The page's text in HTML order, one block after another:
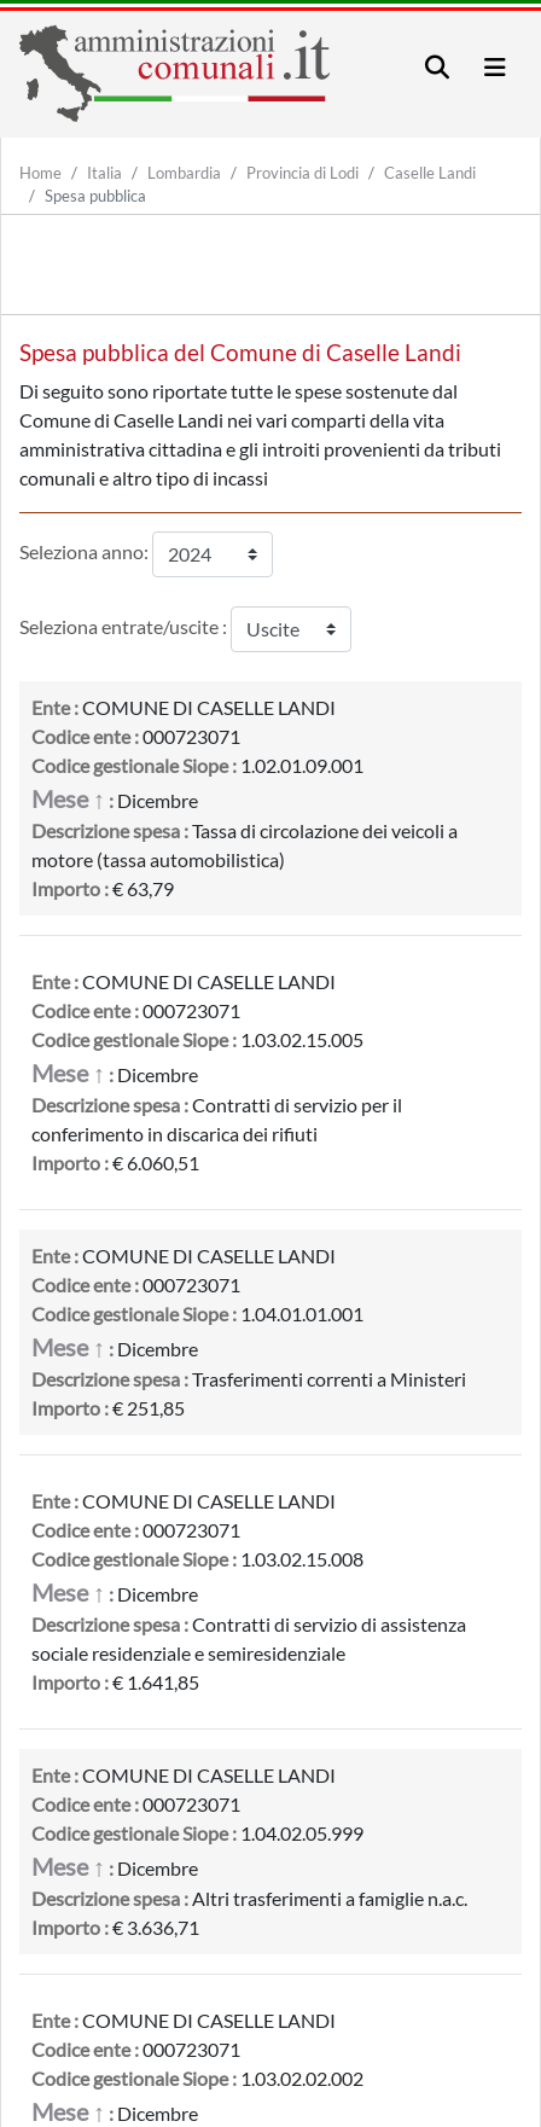
Home Italia Lombardia Provincia di Lodi
Caselle Landi
Spesa pubblica
Spesa pubblica del Comune di Caselle Landi
Di seguito sono riportate tutte le spese sostenute dal
Comune di Caselle Landi nei vari comparti della vita
amministrativa cittadina e gli introiti provenienti da tributi
comunali e altro tipo di incassi
Seleziona anno:
Seleziona entrate/uscite :
Ente :COMUNE DI CASELLE LANDI
Codice ente :000723071
Codice gestionale Siope : 1.02.01.09.001
Mese ↑ : Dicembre
Descrizione spesa :Tassa di circolazione dei veicoli a
motore (tassa automobilistica)
Importo :€ 63,79
Ente :COMUNE DI CASELLE LANDI
Codice ente :000723071
Codice gestionale Siope : 1.03.02.15.005
Mese ↑ : Dicembre
Descrizione spesa :Contratti di servizio per il
conferimento in discarica dei rifiuti
Importo :€ 6.060,51
Ente :COMUNE DI CASELLE LANDI
Codice ente :000723071
Codice gestionale Siope : 1.04.01.01.001
Mese ↑ : Dicembre
Descrizione spesa :Trasferimenti correnti a Ministeri
Importo :€ 251,85
Ente :COMUNE DI CASELLE LANDI
Codice ente :000723071
Codice gestionale Siope : 1.03.02.15.008
Mese ↑ : Dicembre
Descrizione spesa :Contratti di servizio di assistenza
sociale residenziale e semiresidenziale
Importo :€ 1.641,85
Ente :COMUNE DI CASELLE LANDI
Codice ente :000723071
Codice gestionale Siope : 1.04.02.05.999
Mese ↑ : Dicembre
Descrizione spesa :Altri trasferimenti a famiglie n.a.c.
Importo :€ 3.636,71
Ente :COMUNE DI CASELLE LANDI
Codice ente :000723071
Codice gestionale Siope : 1.03.02.02.002
Mese ↑ : Dicembre